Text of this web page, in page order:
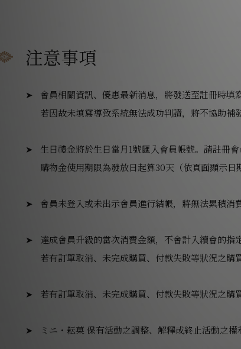
注意事項
會員相關資訊、優惠最新消息，將發送至註冊時填
若因故未填寫導致系統無法成功判讀，將不協助補
生日禮金將於生日當月1號匯入會員帳號。請註冊
購物金使用期限為發放日起算30天（依頁面顯示日
會員未登入或未出示會員進行結帳，將無法累積消
達成會員升級的當次消費金額，不會計入續會的指
若有訂單取消、未完成購買、付款失敗等狀況之購
若有訂單取消、未完成購買、付款失敗等狀況之購
ミニ・耘菓 保有活動之調整、解釋或終止活動之權